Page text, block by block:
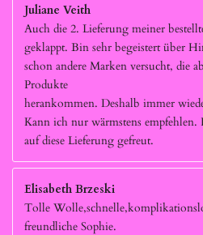
Juliane Veith
Auch die 2. Lieferung meiner
geklappt. Bin sehr begeistert über
schon andere Marken versucht, die
Produkte
herankommen. Deshalb immer
Kann ich nur wärmstens
auf diese Lieferung gefreut.
Elisabeth Brzeski
Tolle
freundliche Sophie.